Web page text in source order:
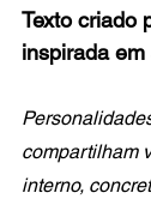
Texto criado
inspirada
compartilham
interno,